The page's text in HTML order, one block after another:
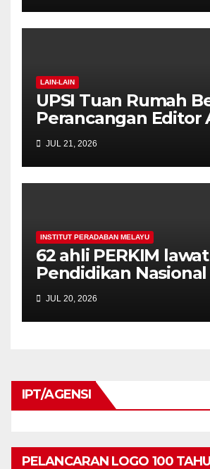
LAIN-LAIN
UPSI Tuan Rumah
Perancangan Editor
Journal of Teacher
Education
JUL 21, 2026
INSTITUT PERADABAN MELAYU
62 ahli PERKIM
Pendidikan Nasional
JUL 20, 2026
IPT/AGENSI
PELANCARAN LOGO 100